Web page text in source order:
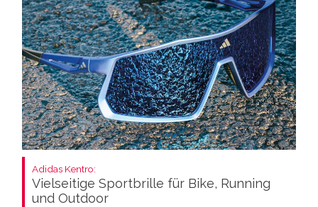
Adidas Kentro:
Vielseitige Sportbrille für Bike, Running
und Outdoor